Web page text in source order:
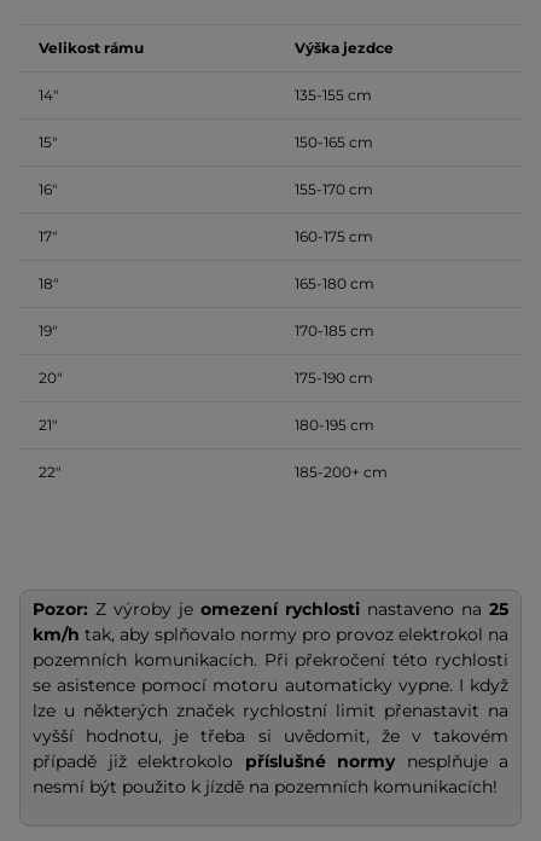
Velikost rámu Výška jezdce
14″ 135-155 cm
15″ 150-165 cm
16″ 155-170 cm
17″ 160-175 cm
18″ 165-180 cm
19″ 170-185 cm
20″ 175-190 cm
21″ 180-195 cm
22″ 185-200+ cm
Pozor: Z výroby je omezení rychlosti nastaveno na 25
km/h tak, aby splňovalo normy pro provoz elektrokol na
pozemních komunikacích. Při překročení této rychlosti
se asistence pomocí motoru automaticky vypne. I když
lze u některých značek rychlostní limit přenastavit na
vyšší hodnotu, je třeba si uvědomit, že v takovém
případě již elektrokolo příslušné normynesplňuje a
nesmí být použito k jízdě na pozemních komunikacích!